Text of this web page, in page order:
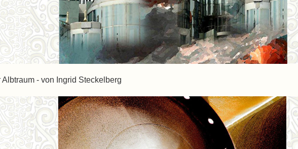
- von Ingrid Steckelberg